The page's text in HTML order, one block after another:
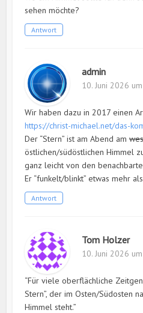
sehen möchte?
Antwort
admin
10. Juni 2026
Wir haben dazu in 2017 einen
https://christ-michael.net/das-
Der “Stern” ist am Abend am
östlichen/südöstlichen Himmel
ganz leicht von den
Er “funkelt/blinkt” etwas mehr
Antwort
Tom Holzer
10. Juni 2026
“Für viele oberflächliche
Stern”, der im Osten/Südosten
Himmel steht.”